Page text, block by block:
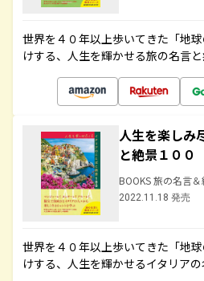
世界を４０年以上歩いてきた「地
けする、人生を輝かせる旅の名言
人生を楽しみ
と絶景１００
BOOKS 旅の名言＆
2022.11.18 発売
世界を４０年以上歩いてきた「地
けする、人生を輝かせるイタリア